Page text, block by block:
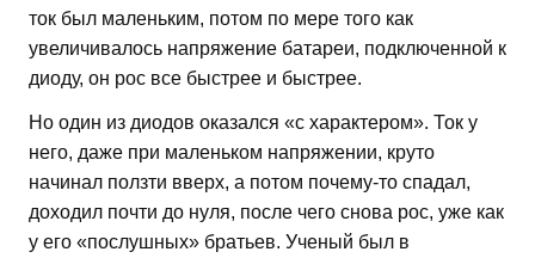
ток был маленьким, потом по мере того как
увеличивалось напряжение батареи, подключенной к
диоду, он рос все быстрее и быстрее.
Но один из диодов оказался «с характером». Ток у
него, даже при маленьком напряжении, круто
начинал ползти вверх, а потом почему-то спадал,
доходил почти до нуля, после чего снова рос, уже как
у его «послушных» братьев. Ученый был в